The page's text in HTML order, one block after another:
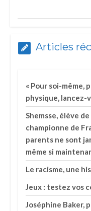
Articles
« Pour soi-même,
physique, lancez-
Shemsse, élève
championne de
parents ne sont
même si
Le racisme, une
Jeux : testez vos
Joséphine Baker,